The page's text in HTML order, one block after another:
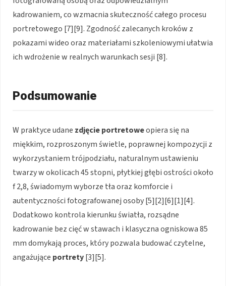
kadrowaniem, co wzmacnia skuteczność całego procesu
portretowego [7][9]. Zgodność zalecanych kroków z
pokazami wideo oraz materiałami szkoleniowymi ułatwia
ich wdrożenie w realnych warunkach sesji [8].
Podsumowanie
W praktyce udane zdjęcie portretoweopiera się na
miękkim, rozproszonym świetle, poprawnej kompozycji z
wykorzystaniem trójpodziału, naturalnym ustawieniu
twarzy w okolicach 45 stopni, płytkiej głębi ostrości około
f 2,8, świadomym wyborze tła oraz komforcie i
autentyczności fotografowanej osoby [5][2][6][1][4].
Dodatkowo kontrola kierunku światła, rozsądne
kadrowanie bez cięć w stawach i klasyczna ogniskowa 85
mm domykają proces, który pozwala budować czytelne,
angażujące portrety[3][5].